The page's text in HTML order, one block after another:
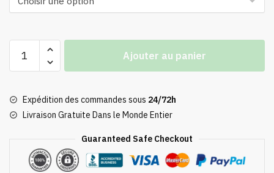
Sophie
et
Ajouter au panier
Expédition des commandes sous 24/72h
Livraison Gratuite Dans le Monde Entier
Guaranteed Safe Checkout